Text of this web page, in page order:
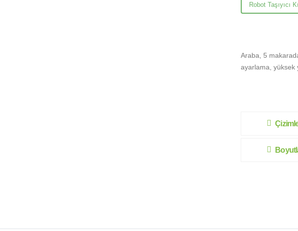
Robot Taşıyıcı
Araba, 5
ayarlama, yüksek